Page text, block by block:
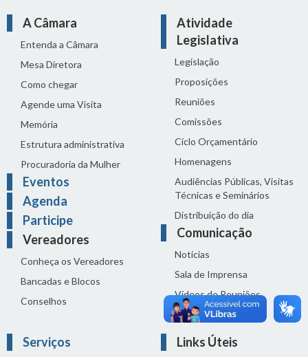
A Câmara
Entenda a Câmara
Mesa Diretora
Como chegar
Agende uma Visita
Memória
Estrutura administrativa
Procuradoria da Mulher
Eventos
Agenda
Participe
Vereadores
Conheça os Vereadores
Bancadas e Blocos
Conselhos
Atividade
Legislativa
Legislação
Proposições
Reuniões
Comissões
Ciclo Orçamentário
Homenagens
Audiências Públicas, Visitas
Técnicas e Seminários
Distribuição do dia
Comunicação
Notícias
Sala de Imprensa
Vídeos de Reuniões
Solenidades
Serviços Links Úteis